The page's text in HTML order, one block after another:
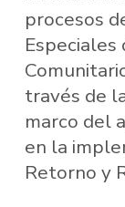
procesos
través de
marco del
en la
Retorno y